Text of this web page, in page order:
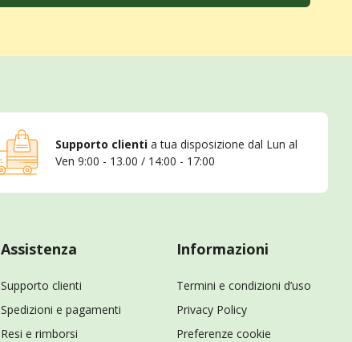
Supporto clienti a tua disposizione dal Lun al
Ven 9:00 - 13.00 / 14:00 - 17:00
Assistenza
Supporto clienti
Spedizioni e pagamenti
Resi e rimborsi
Informazioni
Termini e condizioni d’uso
Privacy Policy
Preferenze cookie